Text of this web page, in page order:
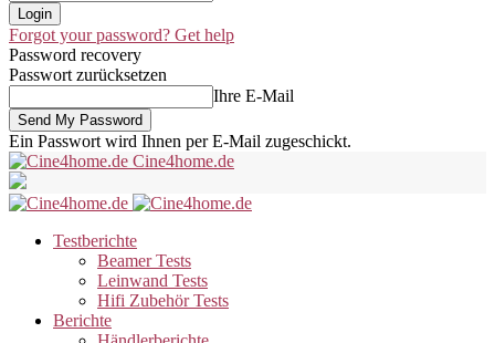
Forgot your password? Get help
Password recovery
Passwort zurücksetzen
Ihre E-Mail
Ein Passwort wird Ihnen per E-Mail zugeschickt.
Cine4home.de
Testberichte
Beamer Tests
Leinwand Tests
Hifi Zubehör Tests
Berichte